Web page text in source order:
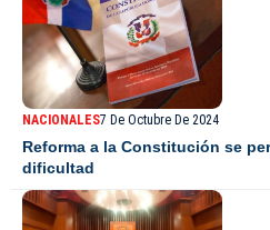
NACIONALES7 De Octubre De 2024
Reforma a la Constitución se
dificultad